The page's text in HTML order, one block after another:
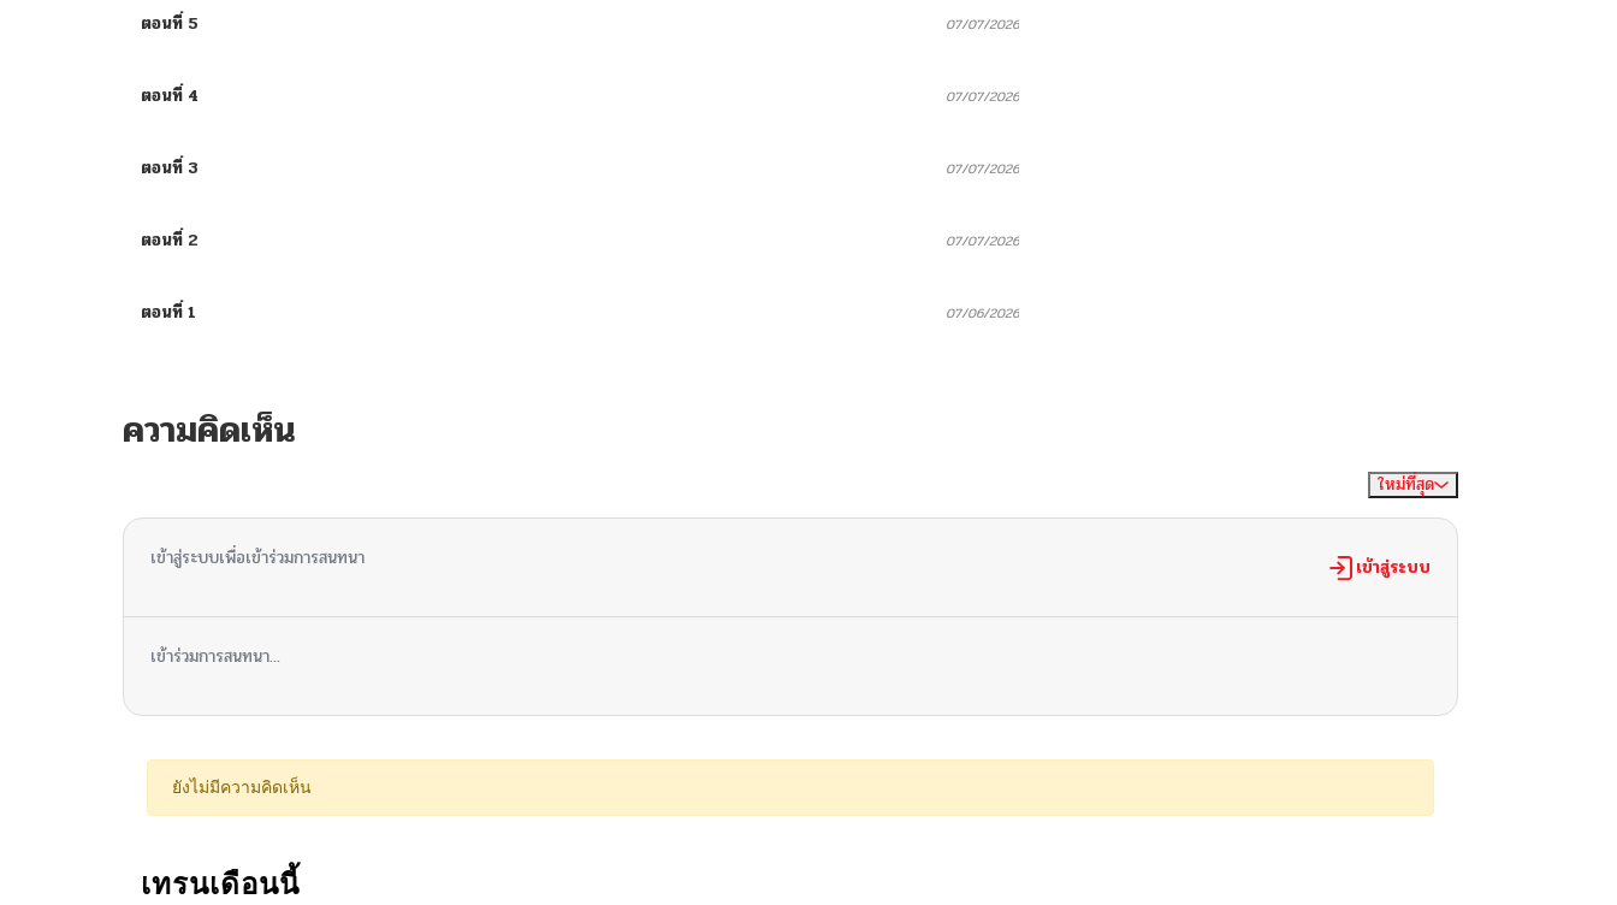
ตอนที่ 5 07/07/2026
ตอนที่ 4 07/07/2026
ตอนที่ 3 07/07/2026
ตอนที่ 2 07/07/2026
ตอนที่ 1 07/06/2026
ความคิดเห็น
ใหม่ที่สุด
เข้าสู่ระบบเพื่อเข้าร่วมการสนทนา เข้าสู่ระบบ
เข้าร่วมการสนทนา...
ยังไม่มีความคิดเห็น
เทรนเดือนนี้